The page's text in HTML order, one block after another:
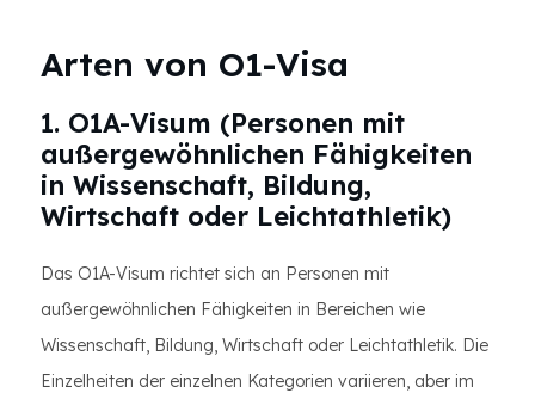
Arten von O1-Visa
1. O1A-Visum (Personen mit
außergewöhnlichen Fähigkeiten
in Wissenschaft, Bildung,
Wirtschaft oder Leichtathletik)
Das O1A-Visum richtet sich an Personen mit
außergewöhnlichen Fähigkeiten in Bereichen wie
Wissenschaft, Bildung, Wirtschaft oder Leichtathletik. Die
Einzelheiten der einzelnen Kategorien variieren, aber im